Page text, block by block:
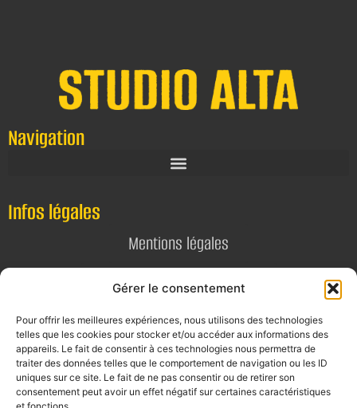
Gérer le consentement
Pour offrir les meilleures expériences, nous utilisons des technologies
telles que les cookies pour stocker et/ou accéder aux informations des
appareils. Le fait de consentir à ces technologies nous permettra de
traiter des données telles que le comportement de navigation ou les ID
uniques sur ce site. Le fait de ne pas consentir ou de retirer son
consentement peut avoir un effet négatif sur certaines caractéristiques
Navigation
Infos légales
Mentions légales
Politique de confidentialité
Contact
E-mail
contact@alta-studio.fr